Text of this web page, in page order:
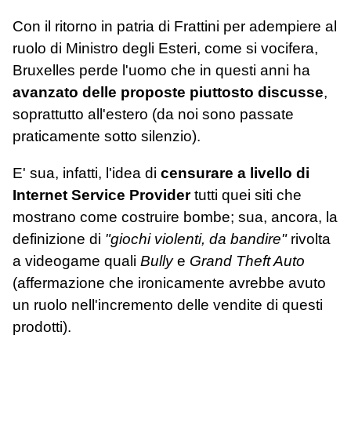
Con il ritorno in patria di Frattini per adempiere al
ruolo di Ministro degli Esteri, come si vocifera,
Bruxelles perde l'uomo che in questi anni ha
avanzato delle proposte piuttosto discusse,
soprattutto all'estero (da noi sono passate
praticamente sotto silenzio).
E' sua, infatti, l'idea di censurare a livello di
Internet Service Providertutti quei siti che
mostrano come costruire bombe; sua, ancora, la
definizione di "giochi violenti, da bandire"rivolta
a videogame quali Bullye Grand Theft Auto
(affermazione che ironicamente avrebbe avuto
un ruolo nell'incremento delle vendite di questi
prodotti).